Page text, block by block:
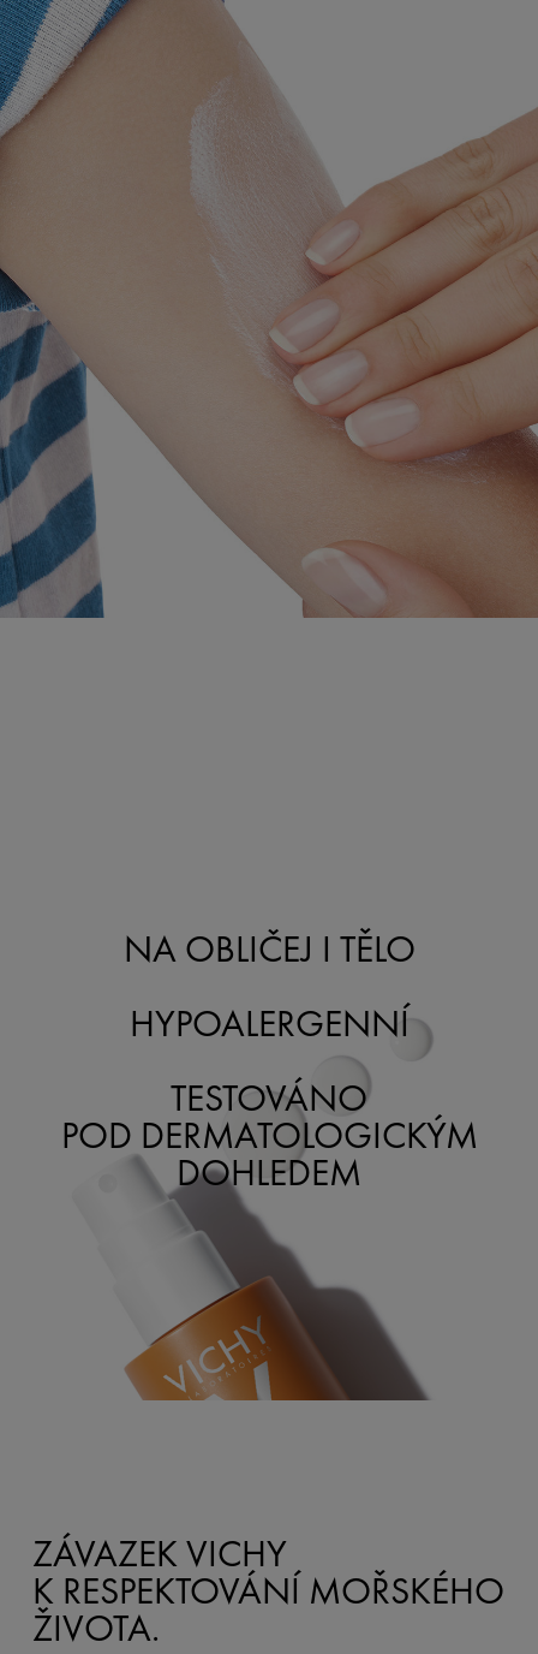
NA OBLIČEJ I TĚLO
HYPOALERGENNÍ
TESTOVÁNO
POD DERMATOLOGICKÝM
DOHLEDEM
ZÁVAZEK VICHY
K RESPEKTOVÁNÍ MOŘSKÉHO
ŽIVOTA.